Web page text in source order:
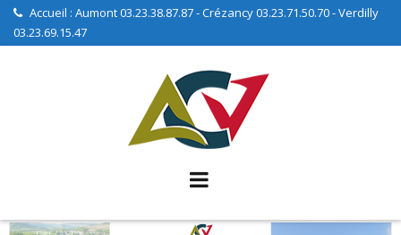
Skip Accueil : Aumont 03.23.38.87.87 - Crézancy 03.23.71.50.70 - Verdilly
03.23.69.15.47